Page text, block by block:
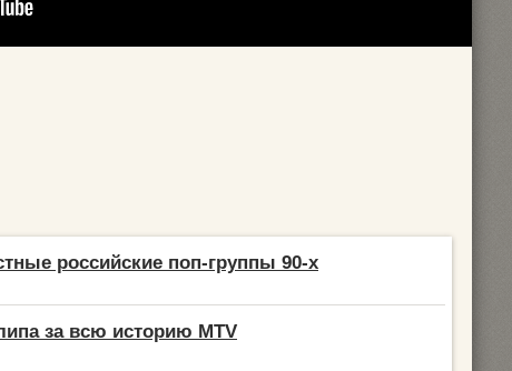
российские поп-группы 90-х
за всю историю MTV